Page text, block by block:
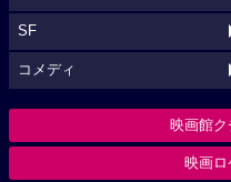
SF
コメディ
映画館
映画